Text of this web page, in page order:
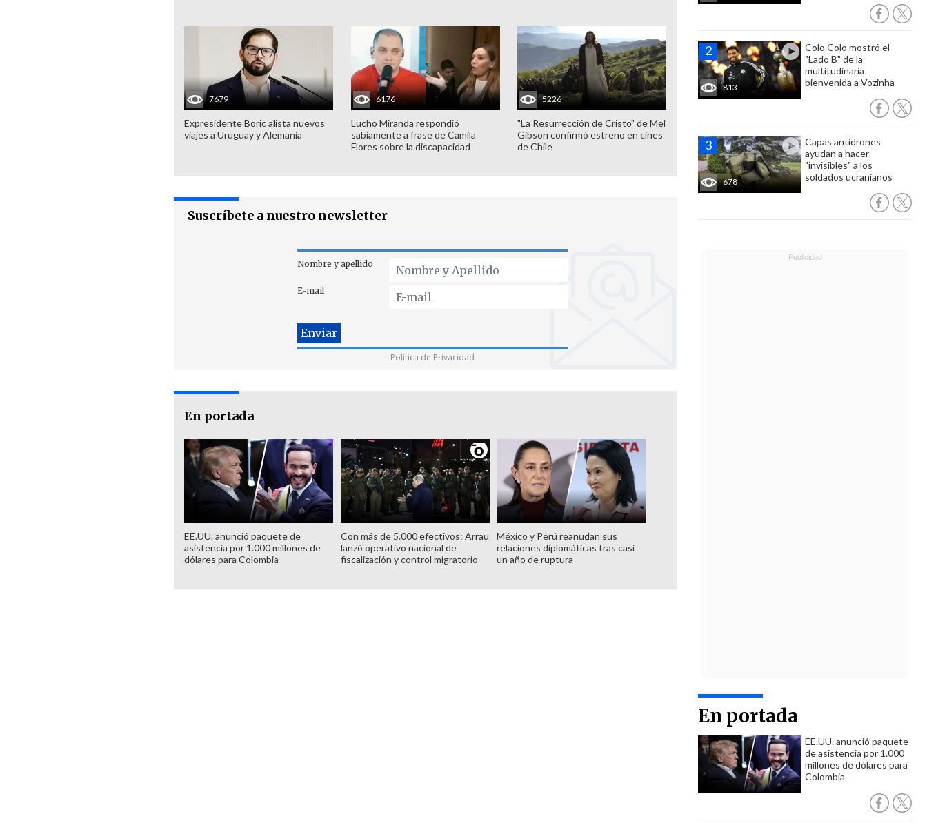
813
Colo Colo mostró el
"Lado B" de la
multitudinaria
bienvenida a Vozinha
678
Capas antidrones
ayudan a hacer
"invisibles" a los
soldados ucranianos
En portada
EE.UU. anunció paquete
de asistencia por 1.000
millones de dólares para
Colombia
7679
Expresidente Boric alista nuevos
viajes a Uruguay y Alemania
6176
Lucho Miranda respondió
sabiamente a frase de Camila
Flores sobre la discapacidad
5226
"La Resurrección de Cristo" de Mel
Gibson confirmó estreno en cines
de Chile
Suscríbete a nuestro newsletter
Nombre y apellido
E-mail
Política de Privacidad
En portada
EE.UU. anunció paquete de
asistencia por 1.000 millones de
dólares para Colombia
Con más de 5.000 efectivos: Arrau
lanzó operativo nacional de
fiscalización y control migratorio
México y Perú reanudan sus
relaciones diplomáticas tras casi
un año de ruptura